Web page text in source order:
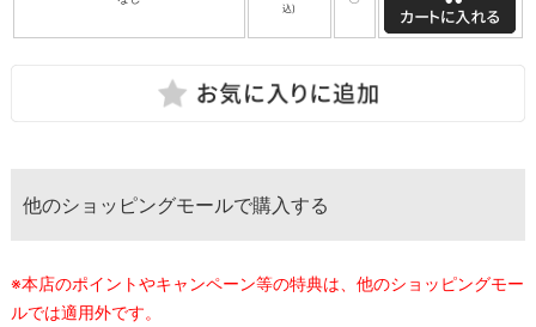
込)
他のショッピングモールで購入する
※本店のポイントやキャンペーン等の特典は、他のショッピングモー
ルでは適用外です。